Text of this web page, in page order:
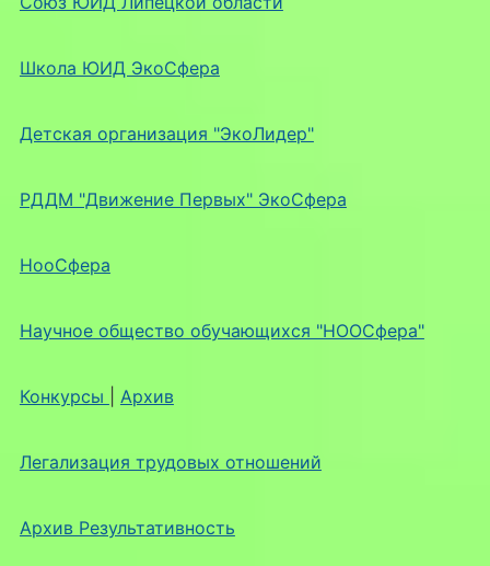
Школа ЮИД ЭкоСфера
Детская организация "ЭкоЛидер"
РДДМ "Движение Первых" ЭкоСфера
НооСфера
Научное общество обучающихся "НООСфера"
Конкурсы Архив
Легализация трудовых отношений
Архив Результативность